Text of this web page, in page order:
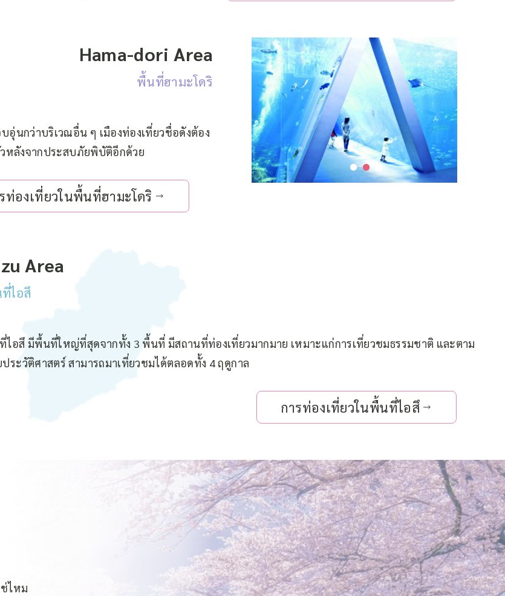
Hama-dori Area
พื้นที่ฮามะโดริ
นกว่าบริเวณอื่น ๆ เมืองท่องเที่ยวชื่อดังต้อง
หลังจากประสบภัยพิบัติอีกด้วย
ท่องเที่ยวในพื้นที่ฮามะโดริ
Area
ไอสึ
ไอสึ มีพื้นที่ใหญ่ที่สุดจากทั้ง 3 พื้นที่ มีสถานที่ท่องเที่ยวมากมาย เหมาะแก่การเที่ยวชมธรรมชาติ และตาม
ระวัติศาสตร์ สามารถมาเที่ยวชมได้ตลอดทั้ง 4 ฤดูกาล
การท่องเที่ยวในพื้นที่ไอสึ
ไหม